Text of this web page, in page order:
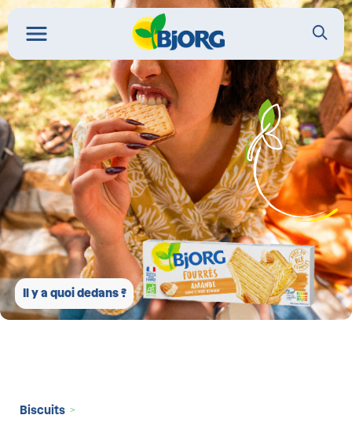
Il y a quoi dedans ?
Biscuits >